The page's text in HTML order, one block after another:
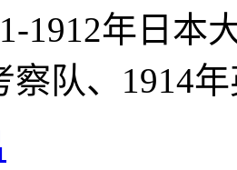
1912年日本
察队、1914